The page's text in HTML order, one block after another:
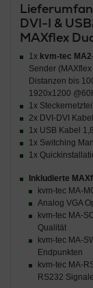
DVI-I &
MAXflex
1xkvm-tec
Sender
Distanzen bis
1920x1200
1x
2x DVI-DVI
1x USB Kabel
1x Switching
1x
Inkludierte
kvm-tec MA-
Analog VGA
kvm-tec MA-
Qualität
kvm-tec MA-
Endpunkten
kvm-tec MA-
RS232